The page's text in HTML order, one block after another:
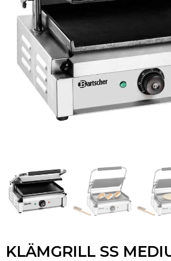
KLÄMGRILL SS